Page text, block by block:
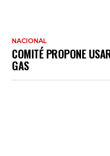
NACIONAL
COMITÉ PROPONE
GAS